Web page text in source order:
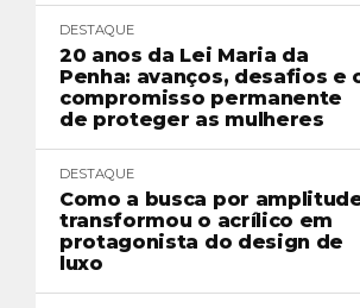
DESTAQUE
20 anos da Lei Maria da
Penha: avanços, desafios e
compromisso permanente
de proteger as mulheres
DESTAQUE
Como a busca por
transformou o acrílico em
protagonista do design de
luxo